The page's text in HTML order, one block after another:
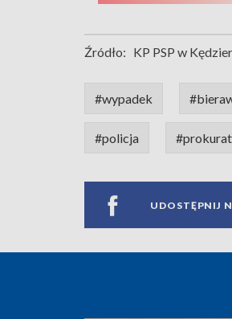
Źródło: KP PSP w
#wypadek
#policja
UDOSTĘPNIJ